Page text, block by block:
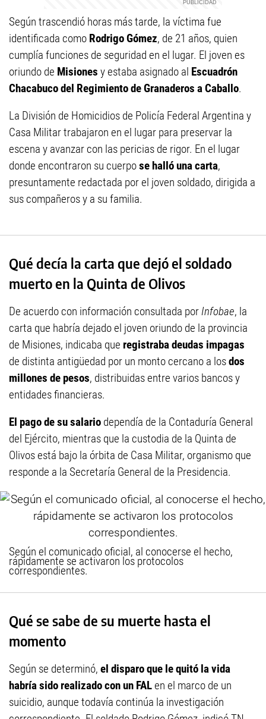
Según trascendió horas más tarde, la víctima fue
identificada como Rodrigo Gómez, de 21 años, quien
cumplía funciones de seguridad en el lugar. El joven es
oriundo de Misiones y estaba asignado al Escuadrón
Chacabuco del Regimiento de Granaderos a Caballo.
La División de Homicidios de Policía Federal Argentina y
Casa Militar trabajaron en el lugar para preservar la
escena y avanzar con las pericias de rigor. En el lugar
donde encontraron su cuerpose halló una carta,
presuntamente redactada por el joven soldado, dirigida a
sus compañeros y a su familia.
Qué decía la carta que dejó el soldado
muerto en la Quinta de Olivos
De acuerdo con información consultada porInfobae, la
carta que habría dejado el joven oriundo de la provincia
de Misiones, indicaba que registraba deudas impagas
de distinta antigüedad por un monto cercano a losdos
millones de pesos, distribuidas entre varios bancos y
entidades financieras.
El pago de su salario dependía de la Contaduría General
del Ejército, mientras que la custodia de la Quinta de
Olivos está bajo la órbita de Casa Militar, organismo que
responde a la Secretaría General de la Presidencia.
Según el comunicado oficial, al conocerse el hecho,
rápidamente se activaron los protocolos
correspondientes.
Qué se sabe de su muerte hasta el
momento
Según se determinó, el disparo que le quitó la vida
habría sido realizado con un FALen el marco de un
suicidio, aunque todavía continúa la investigación